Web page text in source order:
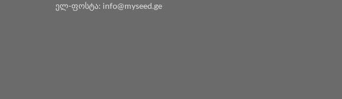
ელ-ფოსტა: info@myseed.ge